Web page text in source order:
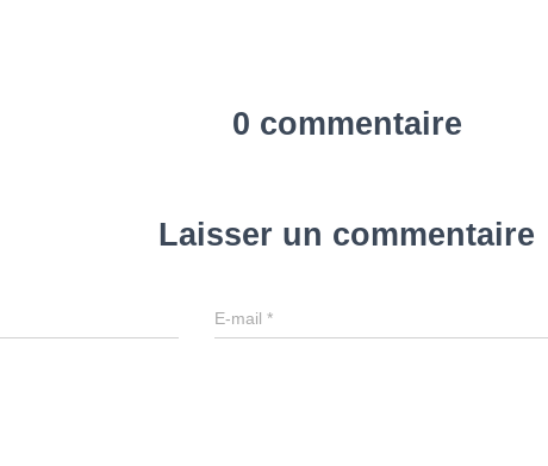
0 commentaire
Laisser un commentaire
E-mail*